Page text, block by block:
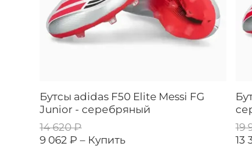
Бутсы adidas F50 Elite Messi FG
Junior - серебряный
14 620 ₽
9 062 ₽ – Купить
19
13